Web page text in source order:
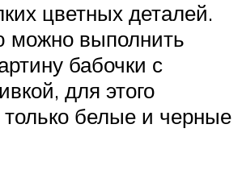
цветных деталей.
можно выполнить
бабочки с
для этого
белые и черные